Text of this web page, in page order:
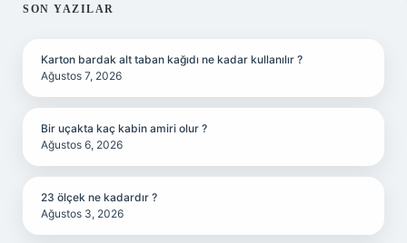
SIDEBAR
SON YAZILAR
Karton bardak alt taban kağıdı ne kadar kullanılır ?
Ağustos 7, 2026
Bir uçakta kaç kabin amiri olur ?
Ağustos 6, 2026
23 ölçek ne kadardır ?
Ağustos 3, 2026